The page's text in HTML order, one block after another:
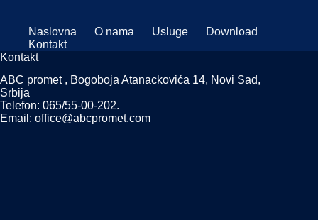
Naslovna O nama Usluge
Download
Kontakt
Kontakt
ABC promet , Bogoboja Atanackovića 14, Novi Sad,
Srbija
Telefon: 065/55-00-202.
Email: office@abcpromet.com